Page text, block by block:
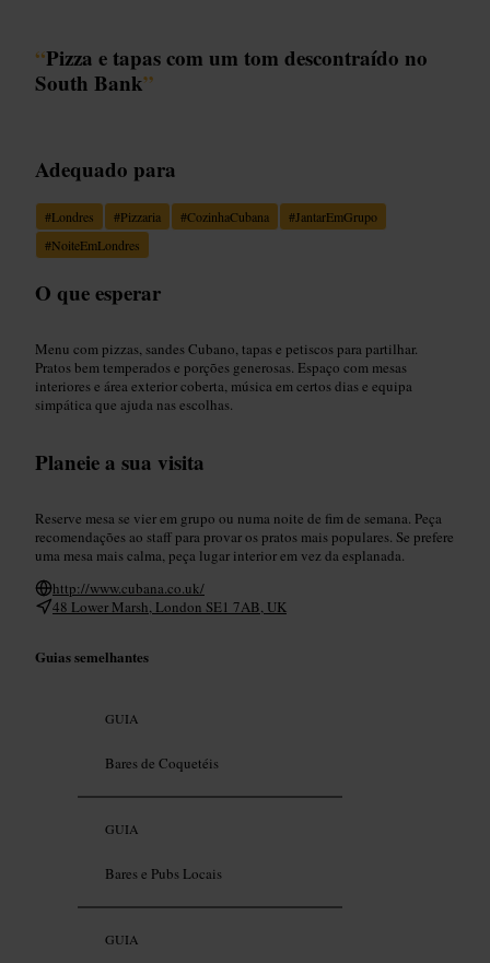
“Pizza e tapas com um tom descontraído no
South Bank”
Adequado para
#Londres #Pizzaria #CozinhaCubana #JantarEmGrupo
#NoiteEmLondres
O que esperar
Menu com pizzas, sandes Cubano, tapas e petiscos para partilhar.
Pratos bem temperados e porções generosas. Espaço com mesas
interiores e área exterior coberta, música em certos dias e equipa
simpática que ajuda nas escolhas.
Planeie a sua visita
Reserve mesa se vier em grupo ou numa noite de fim de semana. Peça
recomendações ao staff para provar os pratos mais populares. Se prefere
uma mesa mais calma, peça lugar interior em vez da esplanada.
http://www.cubana.co.uk/
48 Lower Marsh, London SE1 7AB, UK
Guias semelhantes
GUIA
Bares de Coquetéis
GUIA
Bares e Pubs Locais
GUIA